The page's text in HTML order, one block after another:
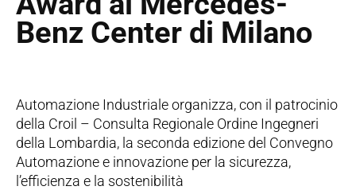
Benz Center di Milano
Automazione Industriale organizza, con il patrocinio
della Croil – Consulta Regionale Ordine Ingegneri
della Lombardia, la seconda edizione del Convegno
Automazione e innovazione per la sicurezza,
l’efficienza e la sostenibilità